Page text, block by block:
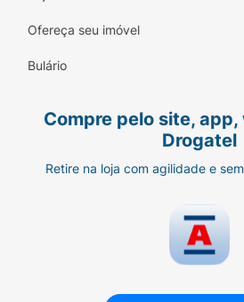
Ofereça seu imóvel
Bulário
Compre pelo site,
Drogatel
Retire na loja com agilidade e